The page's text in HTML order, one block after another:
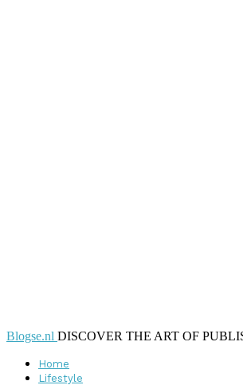
Blogse.nl DISCOVER THE ART OF
Home
Lifestyle